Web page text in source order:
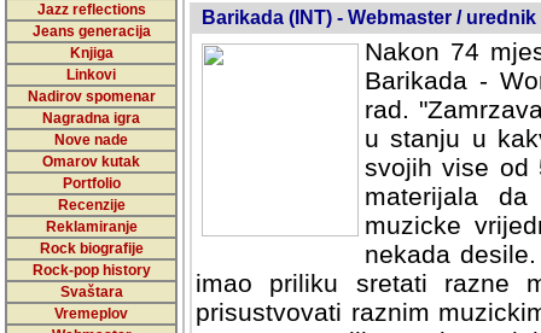
Jazz reflections
Jeans generacija
Knjiga
Linkovi
Nadirov spomenar
Nagradna igra
Nove nade
Omarov kutak
Portfolio
Recenzije
Reklamiranje
Rock biografije
Rock-pop history
Svaštara
Vremeplov
Barikada (INT) - Webmaster / urednik
Nakon 74
Barikada -
rad.
u stanju u
svojih vise od
materijala
muzicke
nekada
imao priliku sretati razne
prisustvovati raznim